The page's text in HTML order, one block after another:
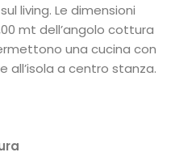
living. Le dimensioni
mt dell’angolo cottura
una cucina con
all’isola a centro stanza.